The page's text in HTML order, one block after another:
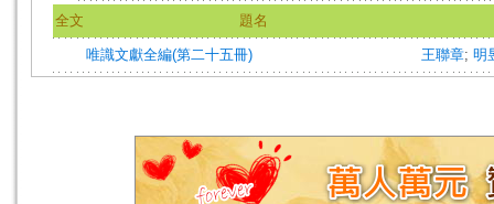
全文 題名
唯識文獻全編(第二十五冊) 王聯章; 明